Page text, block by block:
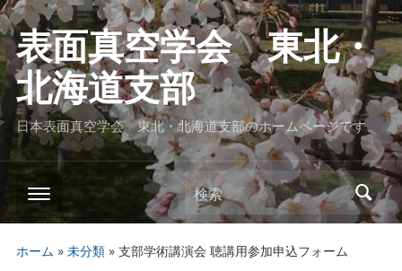
表面真空学会 東北・
北海道支部
日本表面真空学会 東北・北海道支部のホームページです
検索
ホーム » 未分類» 支部学術講演会 聴講用参加申込フォーム